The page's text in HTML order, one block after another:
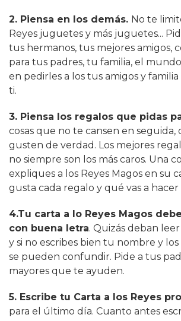
2. Piensa en los demás. No te
Reyes juguetes y más juguetes...
tus hermanos, tus mejores amigos,
para tus padres, tu familia, el
en pedirles a los tus amigos y
ti.
3. Piensa los regalos que pidas
cosas que no te cansen en seguida,
gusten de verdad. Los mejores
no siempre son los más caros. Una
expliques a los Reyes Magos en su
gusta cada regalo y qué vas a hacer
4.Tu carta a lo Reyes Magos
con buena letra. Quizás deban
y si no escribes bien tu nombre y los
se pueden confundir. Pide a tus
mayores que te ayuden.
5. Escribe tu Carta a los Reyes
para el último día. Cuanto antes